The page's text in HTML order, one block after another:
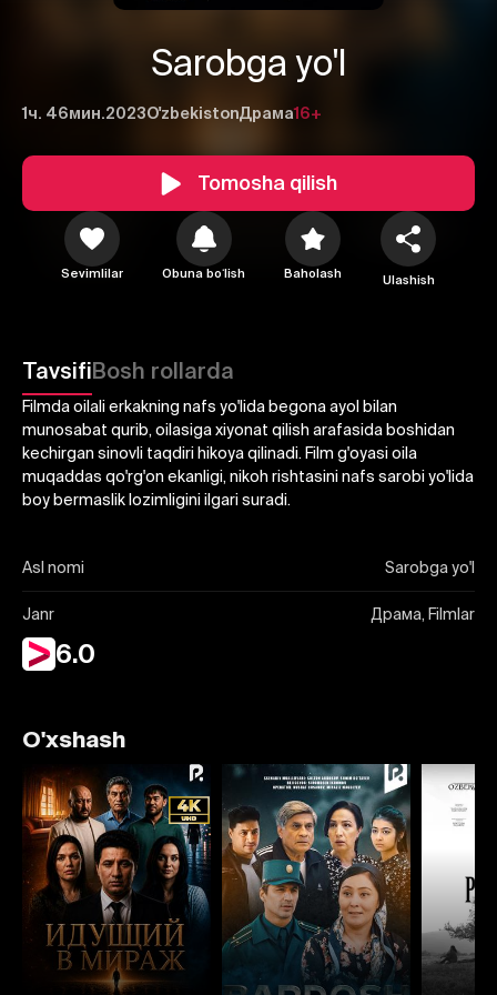
Sarobga yo'l
1ч. 46мин.2023O'zbekistonДрама16+
Tomosha qilish
Sevimlilar Obuna boʻlish Baholash Ulashish
TavsifiBosh rollarda
Filmda oilali erkakning nafs yo'lida begona ayol bilan
munosabat qurib, oilasiga xiyonat qilish arafasida boshidan
kechirgan sinovli taqdiri hikoya qilinadi. Film g'oyasi oila
muqaddas qo'rg'on ekanligi, nikoh rishtasini nafs sarobi yo'lida
boy bermaslik lozimligini ilgari suradi.
Asl nomi Sarobga yo'l
Janr Драма, Filmlar
6.0
1 2
O'xshash